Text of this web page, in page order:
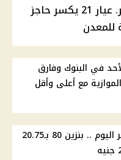
ارتفاع جديد بأسعار الذهب بمصر. عيار 21 يكسر حاجز
في البنوك وفارق
مع أعلى وأقل
أسعار الوقود في مصر اليوم .. بنزين 80 بـ20.75